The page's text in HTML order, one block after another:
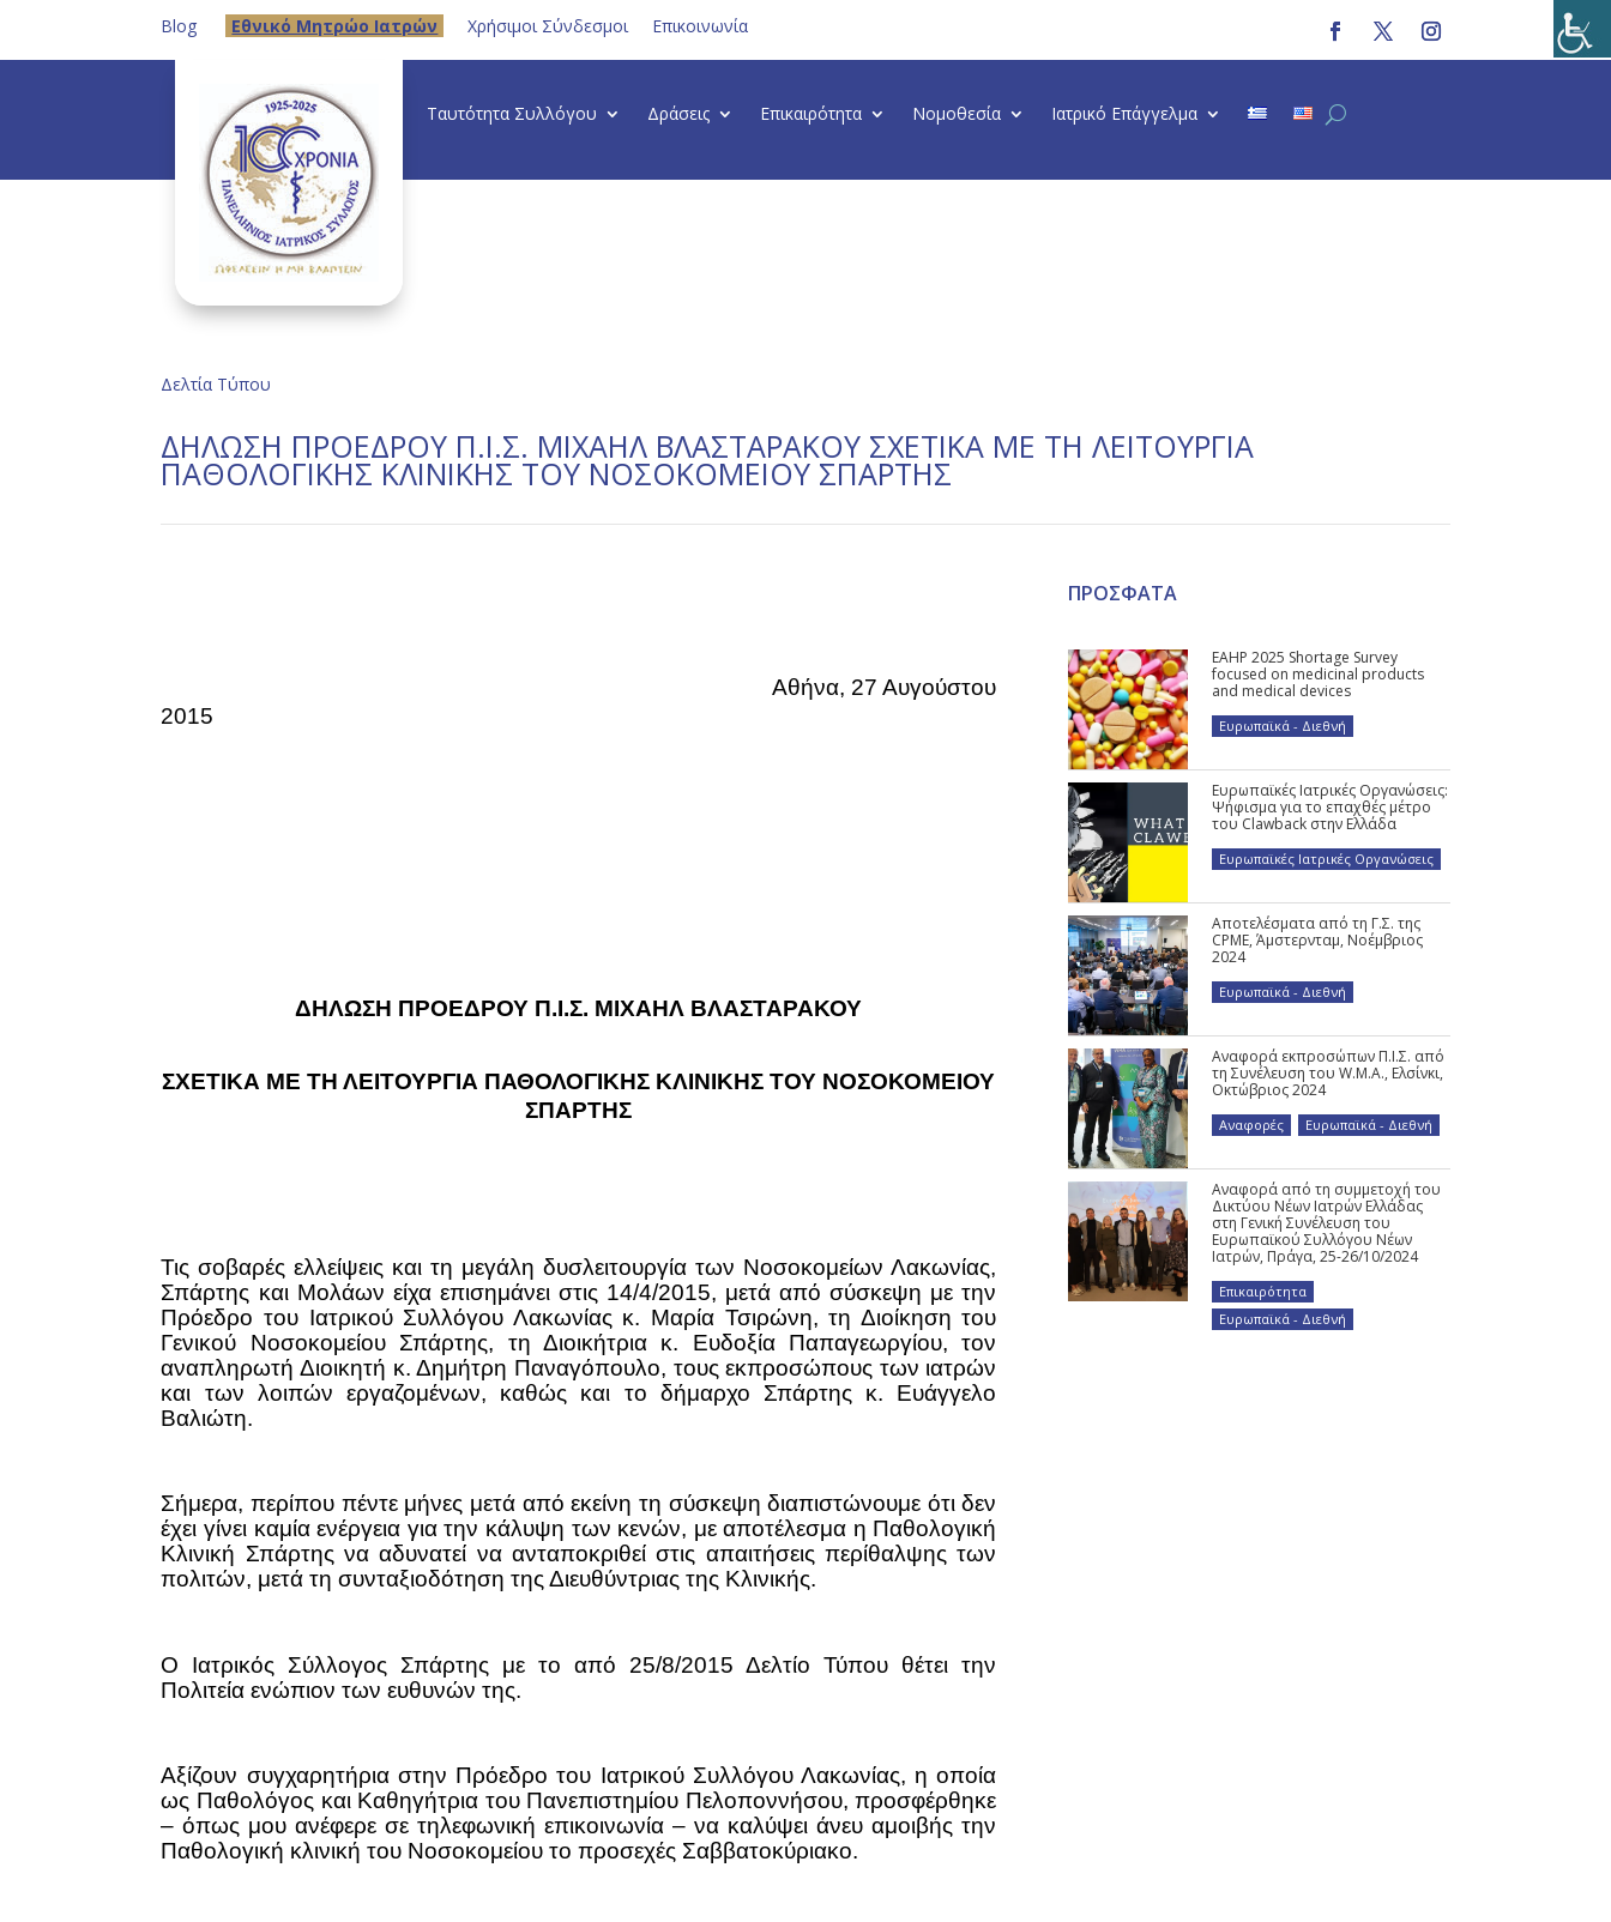
Blog Eθνικό Μητρώο Ιατρών Χρήσιμοι Σύνδεσμοι Επικοινωνία
Ταυτότητα Συλλόγου Δράσεις Επικαιρότητα Νομοθεσία Ιατρικό Επάγγελμα
Δελτία Τύπου
ΔΗΛΩΣΗ ΠΡΟΕΔΡΟΥ Π.Ι.Σ. ΜΙΧΑΗΛ ΒΛΑΣΤΑΡΑΚΟΥ ΣΧΕΤΙΚΑ ΜΕ ΤΗ ΛΕΙΤΟΥΡΓΙΑ
ΠΑΘΟΛΟΓΙΚΗΣ ΚΛΙΝΙΚΗΣ ΤΟΥ ΝΟΣΟΚΟΜΕΙΟΥ ΣΠΑΡΤΗΣ
Αθήνα, 27 Αυγούστου
2015
ΔΗΛΩΣΗ ΠΡΟΕΔΡΟΥ Π.Ι.Σ. ΜΙΧΑΗΛ ΒΛΑΣΤΑΡΑΚΟΥ
ΣΧΕΤΙΚΑ ΜΕ ΤΗ ΛΕΙΤΟΥΡΓΙΑ ΠΑΘΟΛΟΓΙΚΗΣ ΚΛΙΝΙΚΗΣ ΤΟΥ ΝΟΣΟΚΟΜΕΙΟΥ
ΣΠΑΡΤΗΣ
Τις σοβαρές ελλείψεις και τη μεγάλη δυσλειτουργία των Νοσοκομείων Λακωνίας,
Σπάρτης και Μολάων είχα επισημάνει στις 14/4/2015, μετά από σύσκεψη με την
Πρόεδρο του Ιατρικού Συλλόγου Λακωνίας κ. Μαρία Τσιρώνη, τη Διοίκηση του
Γενικού Νοσοκομείου Σπάρτης, τη Διοικήτρια κ. Ευδοξία Παπαγεωργίου, τον
αναπληρωτή Διοικητή κ. Δημήτρη Παναγόπουλο, τους εκπροσώπους των ιατρών
και των λοιπών εργαζομένων, καθώς και το δήμαρχο Σπάρτης κ. Ευάγγελο
Βαλιώτη.
Σήμερα, περίπου πέντε μήνες μετά από εκείνη τη σύσκεψη διαπιστώνουμε ότι δεν
έχει γίνει καμία ενέργεια για την κάλυψη των κενών, με αποτέλεσμα η Παθολογική
Κλινική Σπάρτης να αδυνατεί να ανταποκριθεί στις απαιτήσεις περίθαλψης των
πολιτών, μετά τη συνταξιοδότηση της Διευθύντριας της Κλινικής.
Ο Ιατρικός Σύλλογος Σπάρτης με το από 25/8/2015 Δελτίο Τύπου θέτει την
Πολιτεία ενώπιον των ευθυνών της.
Αξίζουν συγχαρητήρια στην Πρόεδρο του Ιατρικού Συλλόγου Λακωνίας, η οποία
ως Παθολόγος και Καθηγήτρια του Πανεπιστημίου Πελοποννήσου, προσφέρθηκε
– όπως μου ανέφερε σε τηλεφωνική επικοινωνία – να καλύψει άνευ αμοιβής την
Παθολογική κλινική του Νοσοκομείου το προσεχές Σαββατοκύριακο.
ΠΡΟΣΦΑΤΑ
EAHP 2025 Shortage Survey
focused on medicinal products
and medical devices
Ευρωπαϊκά - Διεθνή
Ευρωπαϊκές Ιατρικές Οργανώσεις:
Ψήφισμα για το επαχθές μέτρο
του Clawback στην Ελλάδα
Ευρωπαϊκές Ιατρικές Οργανώσεις
Αποτελέσματα από τη Γ.Σ. της
CPME, Άμστερνταμ, Νοέμβριος
2024
Ευρωπαϊκά - Διεθνή
Αναφορά εκπροσώπων Π.Ι.Σ. από
τη Συνέλευση του W.M.A., Ελσίνκι,
Οκτώβριος 2024
Αναφορές Ευρωπαϊκά - Διεθνή
Αναφορά από τη συμμετοχή του
Δικτύου Νέων Ιατρών Ελλάδας
στη Γενική Συνέλευση του
Ευρωπαϊκού Συλλόγου Νέων
Ιατρών, Πράγα, 25-26/10/2024
Επικαιρότητα
Ευρωπαϊκά - Διεθνή